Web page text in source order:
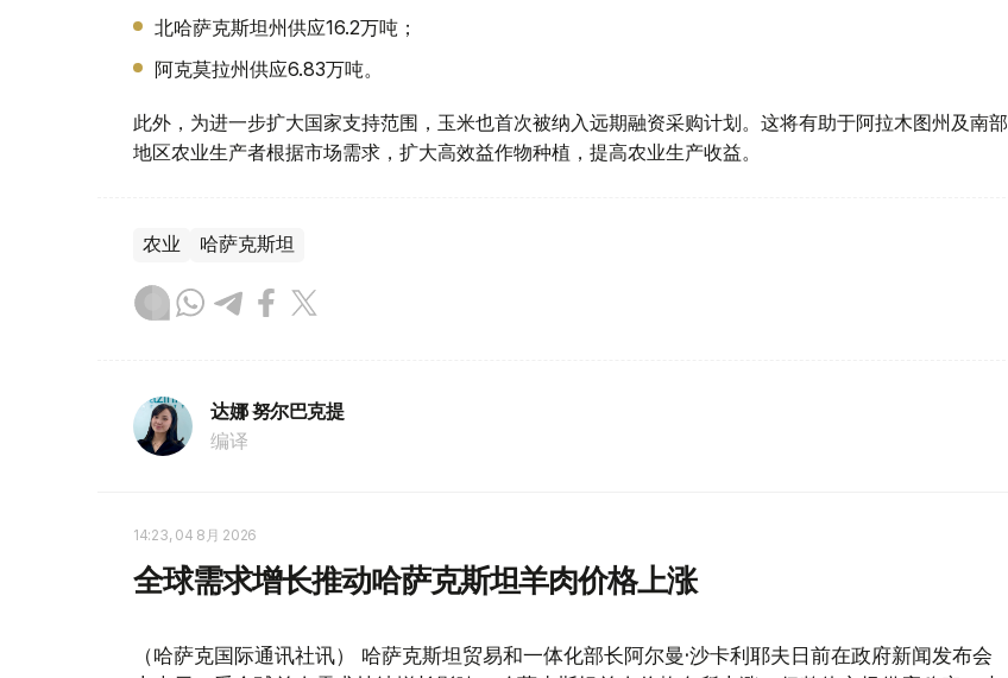
北哈萨克斯坦州供应16.2万吨；
阿克莫拉州供应6.83万吨。
此外，为进一步扩大国家支持范围，玉米也首次被纳入远期融资采购计划。这将有助于阿拉木图州及南部
地区农业生产者根据市场需求，扩大高效益作物种植，提高农业生产收益。
农业 哈萨克斯坦
达娜 努尔巴克提
编译
14:23, 04 8月 2026
全球需求增长推动哈萨克斯坦羊肉价格上涨
（哈萨克国际通讯社讯） 哈萨克斯坦贸易和一体化部长阿尔曼·沙卡利耶夫日前在政府新闻发布会